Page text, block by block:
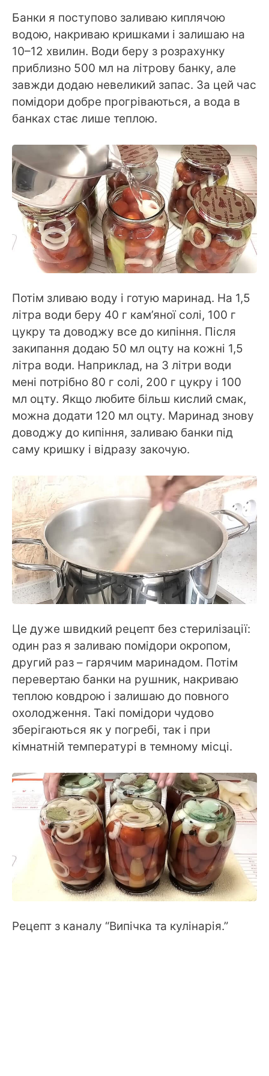
Банки я поступово заливаю киплячою
водою, накриваю кришками і залишаю на
10–12 хвилин. Води беру з розрахунку
приблизно 500 мл на літрову банку, але
завжди додаю невеликий запас. За цей час
помідори добре прогріваються, а вода в
банках стає лише теплою.
Потім зливаю воду і готую маринад. На 1,5
літра води беру 40 г кам’яної солі, 100 г
цукру та доводжу все до кипіння. Після
закипання додаю 50 мл оцту на кожні 1,5
літра води. Наприклад, на 3 літри води
мені потрібно 80 г солі, 200 г цукру і 100
мл оцту. Якщо любите більш кислий смак,
можна додати 120 мл оцту. Маринад знову
доводжу до кипіння, заливаю банки під
саму кришку і відразу закочую.
Це дуже швидкий рецепт без стерилізації:
один раз я заливаю помідори окропом,
другий раз – гарячим маринадом. Потім
перевертаю банки на рушник, накриваю
теплою ковдрою і залишаю до повного
охолодження. Такі помідори чудово
зберігаються як у погребі, так і при
кімнатній температурі в темному місці.
Рецепт з каналу “Випічка та кулінарія.”